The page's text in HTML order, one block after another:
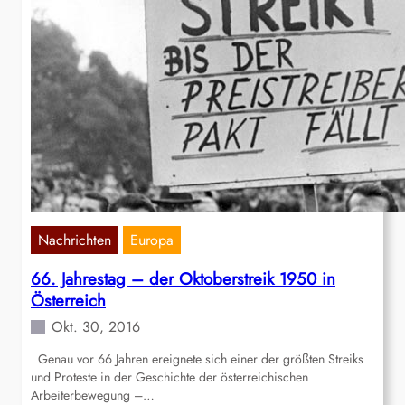
Nachrichten Europa
66. Jahrestag – der Oktoberstreik 1950 in
Österreich
Okt. 30, 2016
Genau vor 66 Jahren ereignete sich einer der größten Streiks
und Proteste in der Geschichte der österreichischen
Arbeiterbewegung –…